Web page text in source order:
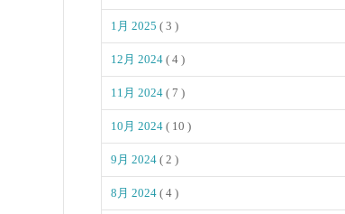
1月 2025 ( 3 )
12月 2024 ( 4 )
11月 2024 ( 7 )
10月 2024 ( 10 )
9月 2024 ( 2 )
8月 2024 ( 4 )